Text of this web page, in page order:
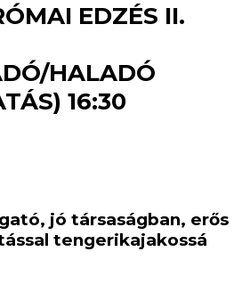
EDZÉS II.
HALADÓ
16:30
jó társaságban, erős
tengerikajakossá